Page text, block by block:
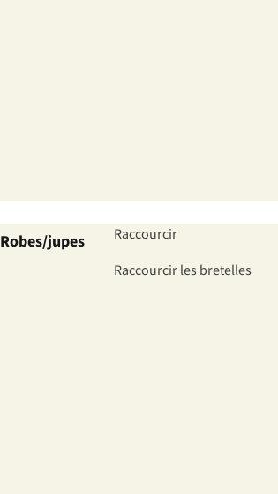
Robes/jupes Raccourcir
Raccourcir les bretelles